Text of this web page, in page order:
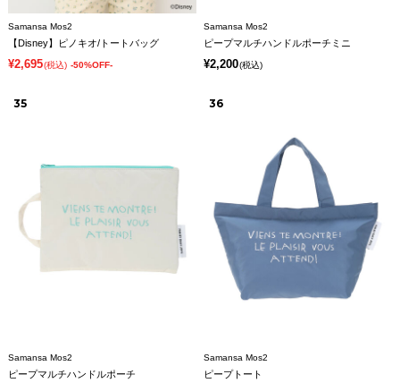
Samansa Mos2
【Disney】ピノキオ/トートバッグ
¥2,695(税込) -50%OFF-
Samansa Mos2
ピープマルチハンドルポーチミニ
¥2,200(税込)
35
Samansa Mos2
ピープマルチハンドルポーチ
36
Samansa Mos2
ピープトート